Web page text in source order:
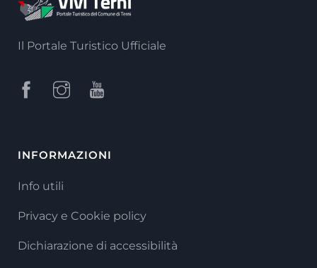
Il Portale Turistico Ufficiale
INFORMAZIONI
Info utili
Privacy e Cookie policy
Dichiarazione di accessibilità